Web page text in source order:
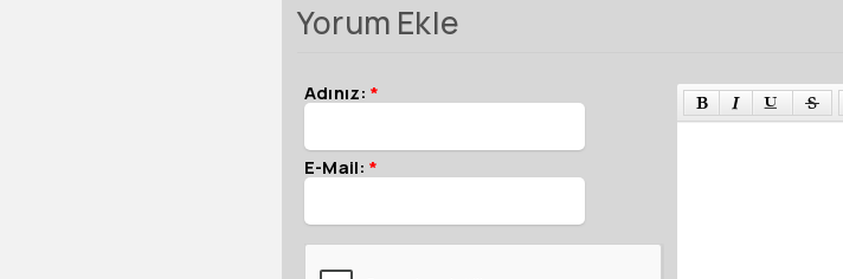
Yorum Ekle
Adınız: *
E-Mail: *